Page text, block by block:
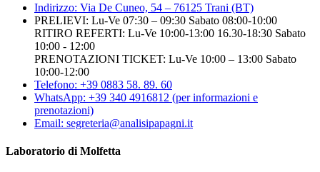
Indirizzo: Via De Cuneo, 54 – 76125 Trani (BT)
PRELIEVI: Lu-Ve 07:30 – 09:30 Sabato 08:00-10:00
RITIRO REFERTI: Lu-Ve 10:00-13:00 16.30-18:30 Sabato
10:00 - 12:00
PRENOTAZIONI TICKET: Lu-Ve 10:00 – 13:00 Sabato
10:00-12:00
Telefono: +39 0883 58. 89. 60
WhatsApp: +39 340 4916812 (per informazioni e
prenotazioni)
Email: segreteria@analisipapagni.it
Laboratorio di Molfetta